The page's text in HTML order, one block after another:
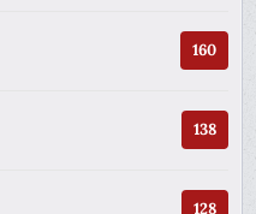
160
138
128